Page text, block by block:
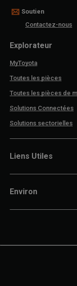
Soutien
Contactez-nous
Explorateur
MyToyota
Toutes les pièces
Toutes les pièces de
Solutions Connectées
Solutions sectorielles
Liens Utiles
Environ